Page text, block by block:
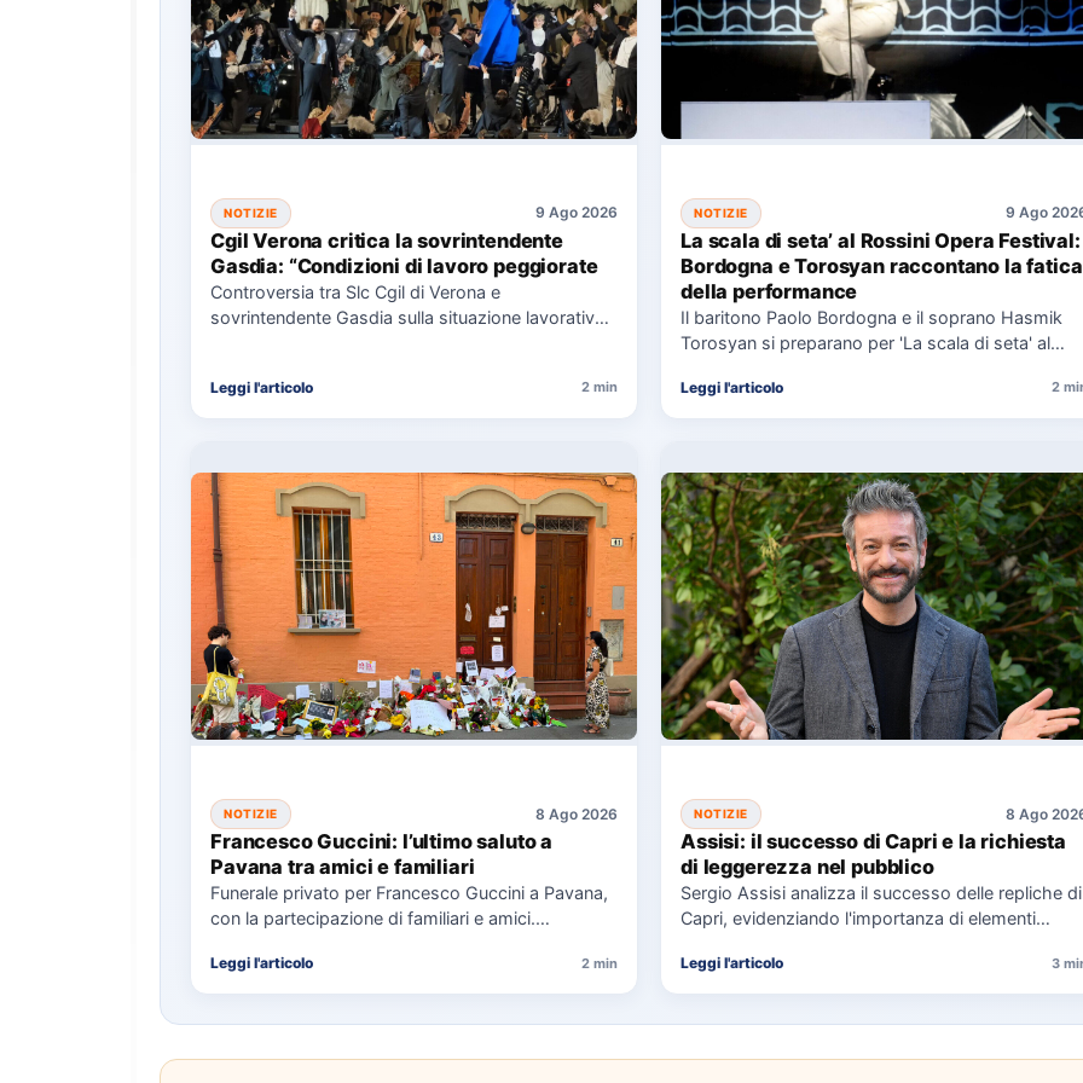
NOTIZIE 9 Ago 2026
Cgil Verona critica la sovrintendente
Gasdia: “Condizioni di lavoro peggiorate
Controversia tra Slc Cgil di Verona e
sovrintendente Gasdia sulla situazione lavorativa
Leggi l'articolo 2 min
NOTIZIE 9 Ago
La scala di seta’ al Rossini Opera Festival:
Bordogna e Torosyan raccontano la fatica
della performance
Il baritono Paolo Bordogna e il soprano Hasmik
Torosyan si preparano per 'La scala di seta' al
Leggi l'articolo 2
NOTIZIE 8 Ago 2026
Francesco Guccini: l’ultimo saluto a
Pavana tra amici e familiari
Funerale privato per Francesco Guccini a Pavana,
con la partecipazione di familiari e amici.
Leggi l'articolo 2 min
NOTIZIE 8 Ago
Assisi: il successo di Capri e la richiesta
di leggerezza nel pubblico
Sergio Assisi analizza il successo delle repliche di
Capri, evidenziando l'importanza di elementi
Leggi l'articolo 3